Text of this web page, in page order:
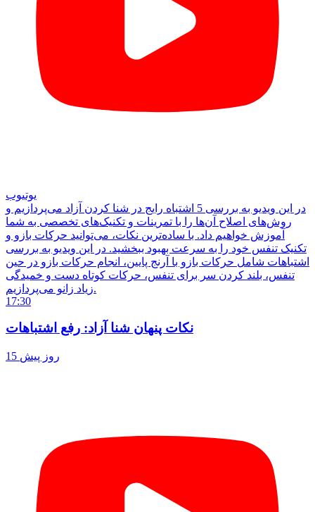
یوتیوب
در این ویدیو به بررسی 5 اشتباه رایج در شنا کردن آزاد می‌پردازیم و
روش‌های اصلاح آن‌ها را با تمرینات و تکنیک‌های تخصصی به شما
آموزش خواهیم داد. با ساده‌ترین نکات، می‌توانید حرکات بازو و
تکنیک تنفس خود را به سرعت بهبود ببخشید. در این ویدیو به بررسی
اشتباهات شامل حرکات بازو با آرنج پایین، انجام حرکات بازو در حین
تنفس، بلند کردن سر برای تنفس، حرکات کوتاه دست و خمیدگی
زیاد زانو می‌پردازیم.
17:30
نکات پنهان شنا آزاد: رفع اشتباهات
15 روز پیش